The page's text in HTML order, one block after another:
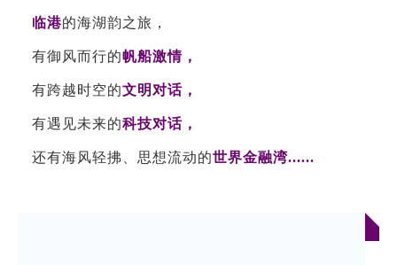
临港的海湖韵之旅，
有御风而行的帆船激情，
有跨越时空的文明对话，
有遇见未来的科技对话，
还有海风轻拂、思想流动的世界金融湾......